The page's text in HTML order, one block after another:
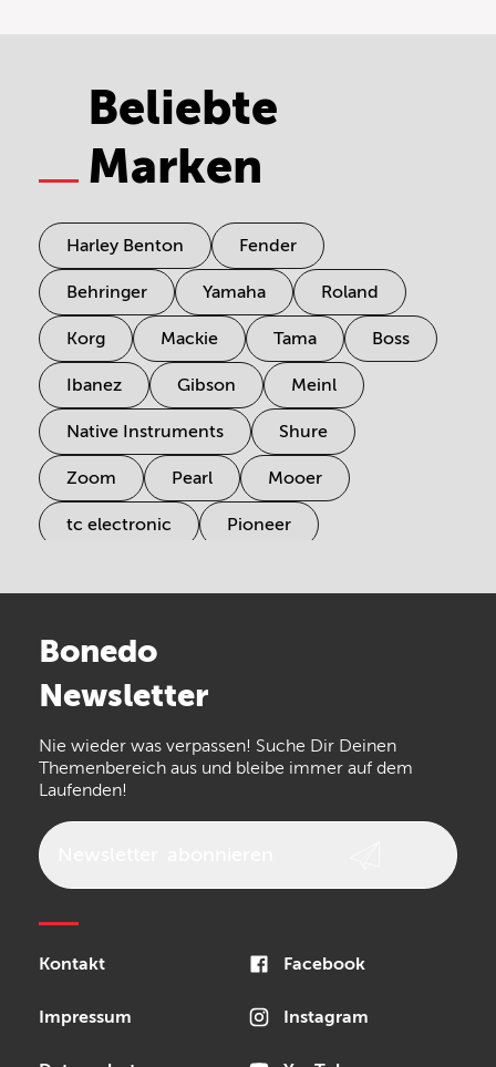
Beliebte
Marken
Harley Benton Fender
Behringer Yamaha Roland
Korg Mackie Tama Boss
Ibanez Gibson Meinl
Native Instruments Shure
Zoom Pearl Mooer
tc electronic Pioneer
Arturia
the t.bone
Walrus Audio Epiphone
Bonedo
Newsletter
Nie wieder was verpassen! Suche Dir Deinen
Themenbereich aus und bleibe immer auf dem
Laufenden!
Kontakt
Impressum
Facebook
Instagram